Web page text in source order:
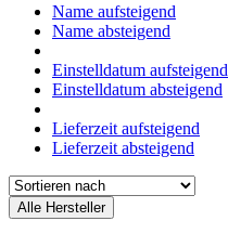
Name aufsteigend
Name absteigend
Einstelldatum aufsteigend
Einstelldatum absteigend
Lieferzeit aufsteigend
Lieferzeit absteigend
Alle Hersteller